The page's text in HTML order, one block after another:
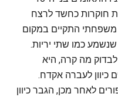
חוקרות כחשד לרצח
משפחתי התקיים במקום
כמו שתי יריות.
מה קרה, היא
כיוון לעברה אקדח.
לאחר מכן, הגבר כיוון